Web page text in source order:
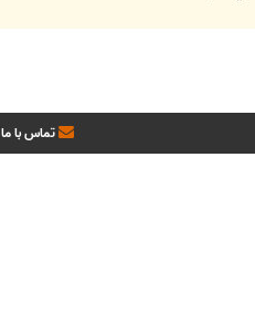
تماس با ما